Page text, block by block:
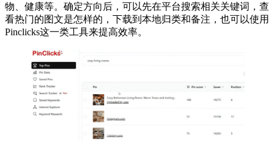
物、健康等。确定方向后，可以先在平台搜索相关关键词，查
看热门的图文是怎样的，下载到本地归类和备注，也可以使用
Pinclicks这一类工具来提高效率。